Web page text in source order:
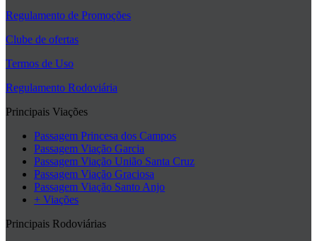
Regulamento de Promoções
Clube de ofertas
Termos de Uso
Regulamento Rodoviária
Principais Viações
Passagem Princesa dos Campos
Passagem Viação Garcia
Passagem Viação União Santa Cruz
Passagem Viação Graciosa
Passagem Viação Santo Anjo
+ Viações
Principais Rodoviárias